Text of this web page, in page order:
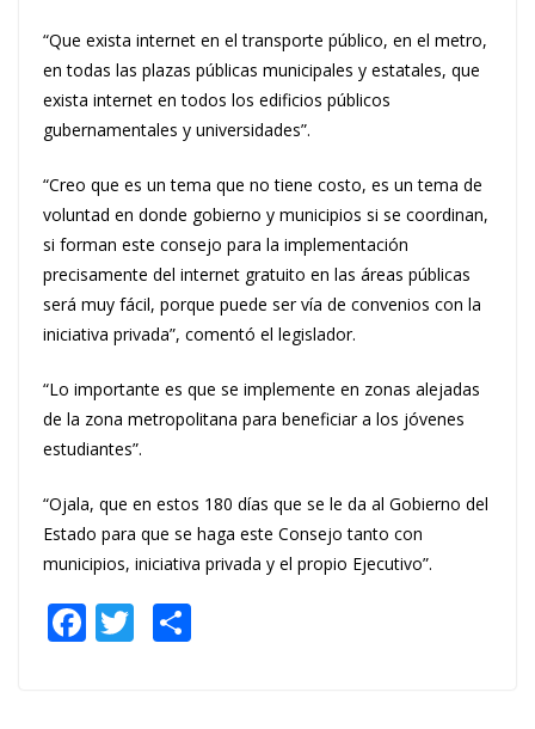
“Que exista internet en el transporte público, en el metro,
en todas las plazas públicas municipales y estatales, que
exista internet en todos los edificios públicos
gubernamentales y universidades”.
“Creo que es un tema que no tiene costo, es un tema de
voluntad en donde gobierno y municipios si se coordinan,
si forman este consejo para la implementación
precisamente del internet gratuito en las áreas públicas
será muy fácil, porque puede ser vía de convenios con la
iniciativa privada”, comentó el legislador.
“Lo importante es que se implemente en zonas alejadas
de la zona metropolitana para beneficiar a los jóvenes
estudiantes”.
“Ojala, que en estos 180 días que se le da al Gobierno del
Estado para que se haga este Consejo tanto con
municipios, iniciativa privada y el propio Ejecutivo”.
F T